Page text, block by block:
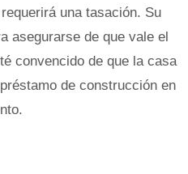
una tasación. Su
asegurarse de que vale el
convencido de que la casa
de construcción en